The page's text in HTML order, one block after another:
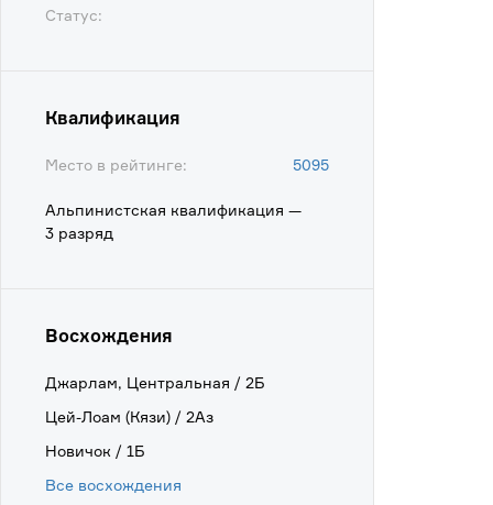
Статус:
Квалификация
Место в рейтинге: 5095
Альпинистская квалификация —
3 разряд
Восхождения
Джарлам, Центральная / 2Б
Цей-Лоам (Кязи) / 2Аз
Новичок / 1Б
Все восхождения